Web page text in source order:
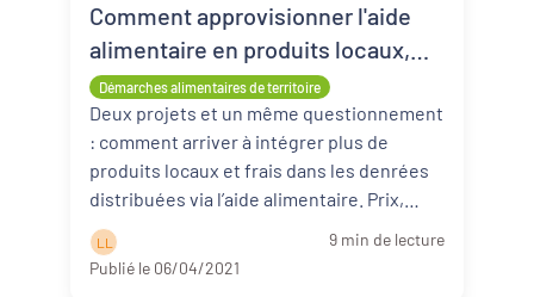
Revitalisation des centres-bourgs et
centres-villes
Dynamiques territoriales pour l’emploi
Transitions
Date de publication
Démarches alimentaires de territoire
Comment approvisionner l'aide
alimentaire en produits locaux,
quelles stratégies ?
Deux projets et un même questionnement
: comment arriver à intégrer plus de
produits locaux et frais dans les denrées
distribuées via l’aide alimentaire. Prix,
L L
9 min de lecture
Publié le 06/04/2021